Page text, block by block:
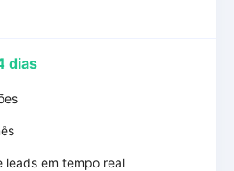
dias
leads em tempo real